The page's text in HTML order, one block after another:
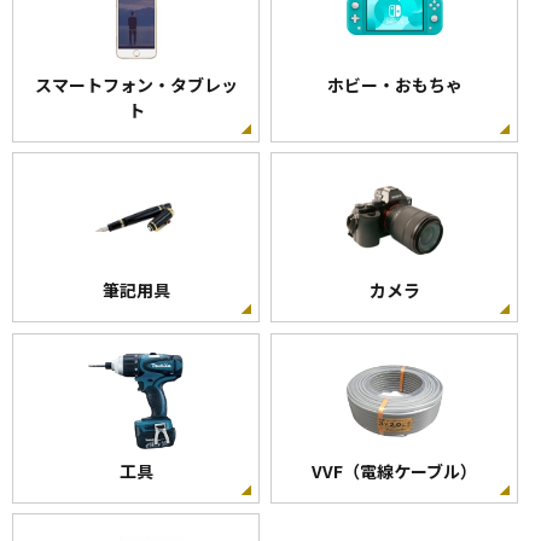
スマートフォン・タブレッ
ト
ホビー・おもちゃ
筆記用具 カメラ
工具 VVF（電線ケーブル）